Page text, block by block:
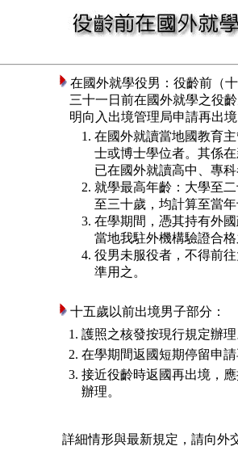
在國外就學役男：役齡前（
三十一日前在國外就學之役
明向入出境管理局申請再出
在國外就讀當地國教育
士或博士學位者。其係
已在國外就讀高中、專
就學最高年齡：大學至
至三十歲，均計算至當
在學期間，憑其持有外
當地我駐外機構驗證合
役男未服役者，不得前
準用之。
十五歲以前出境男子部分：
1. 護照之核發按現行規定辦
2. 在學期間返國短期停留申
3. 接近役齡時返國再出境，
辦理。
詳細情形與最新規定，請向外